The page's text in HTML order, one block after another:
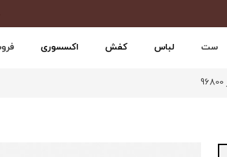
ست لباس کفش اکسسوری